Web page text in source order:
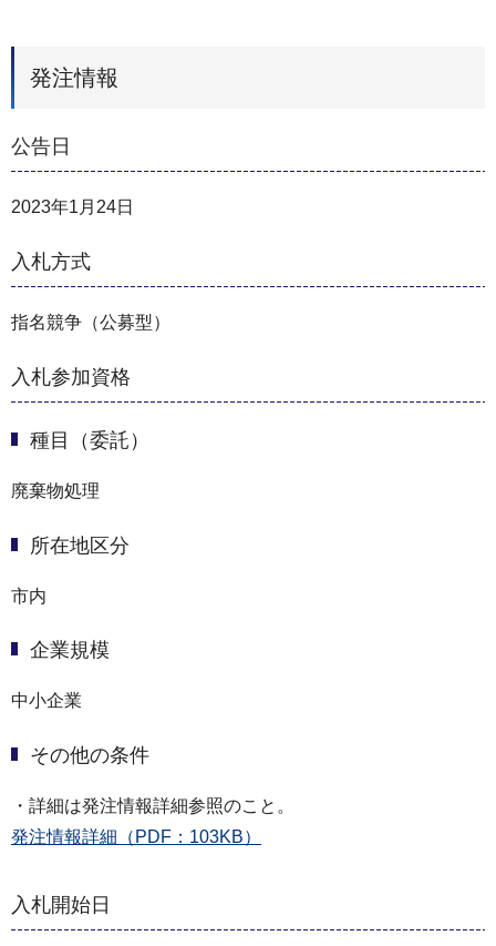
発注情報
公告日
2023年1月24日
入札方式
指名競争（公募型）
入札参加資格
種目（委託）
廃棄物処理
所在地区分
市内
企業規模
中小企業
その他の条件
・詳細は発注情報詳細参照のこと。
発注情報詳細（PDF：103KB）
入札開始日